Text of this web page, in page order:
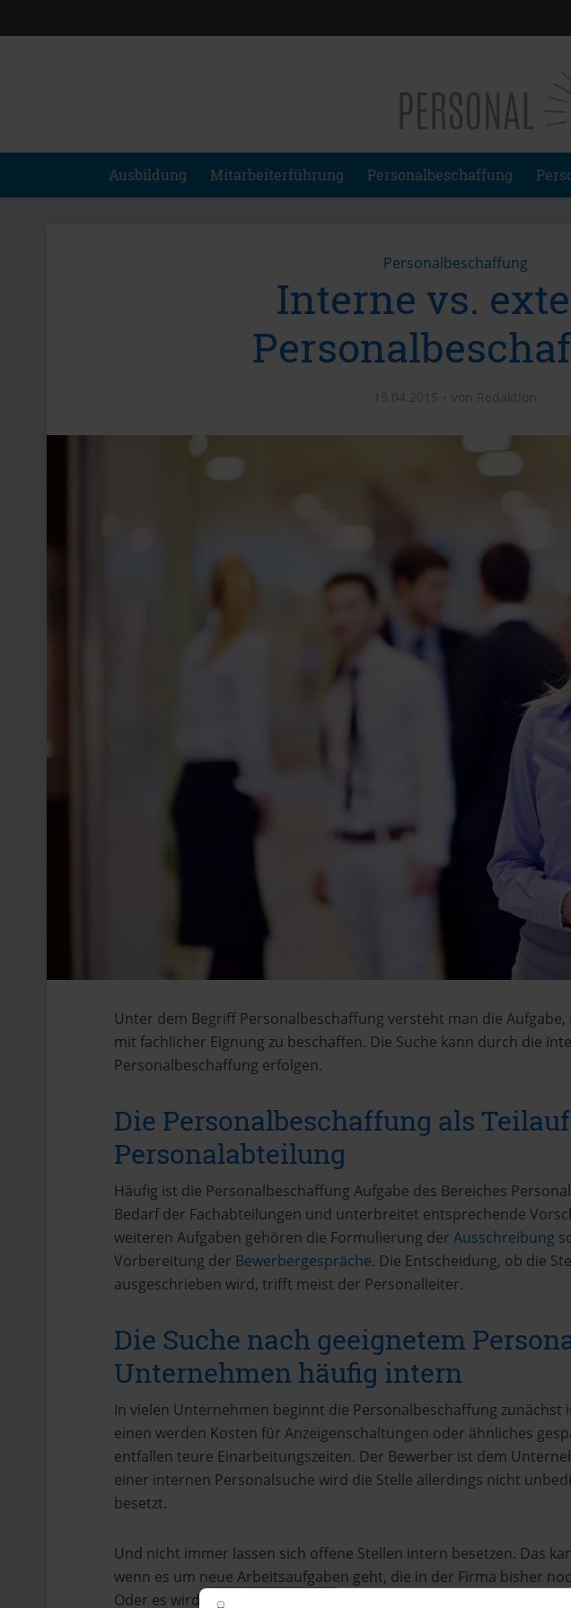
Ausbildung Mitarbeiterführung Personalbeschaffung
Personalbeschaffung
Interne vs.
15.04.2015 von Redaktion
Unter dem Begriff Personalbeschaffung versteht man die
mit fachlicher Eignung zu beschaffen. Die Suche kann durch die
Personalbeschaffung erfolgen.
Die Personalbeschaffung als
Personalabteilung
Häufig ist die Personalbeschaffung Aufgabe des Bereiches
Bedarf der Fachabteilungen und unterbreitet entsprechende
weiteren Aufgaben gehören die Formulierung der Ausschreibung
Vorbereitung der Bewerbergespräche. Die Entscheidung, ob die
ausgeschrieben wird, trifft meist der Personalleiter.
Die Suche nach geeignetem
Unternehmen häufig intern
In vielen Unternehmen beginnt die Personalbeschaffung zunächst
einen werden Kosten für Anzeigenschaltungen oder ähnliches
entfallen teure Einarbeitungszeiten. Der Bewerber ist dem
einer internen Personalsuche wird die Stelle allerdings nicht
besetzt.
Und nicht immer lassen sich offene Stellen intern besetzen. Das
wenn es um neue Arbeitsaufgaben geht, die in der Firma bisher
Oder es wird ein Experte gesucht, beispielsweise in den Bereichen